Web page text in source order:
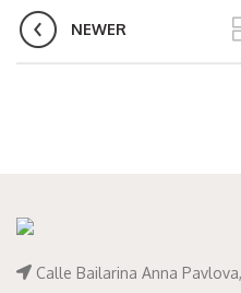
NEWER
Calle Bailarina Anna